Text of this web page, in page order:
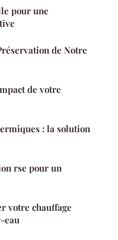
pour une
de Notre
de votre
: la solution
rse pour un
votre chauffage
eau